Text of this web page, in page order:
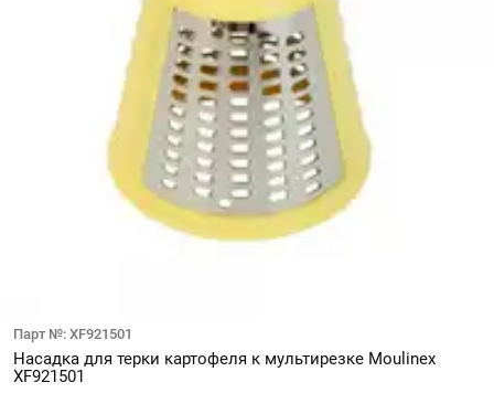
Парт №: XF921501
Насадка для терки картофеля к мультирезке Moulinex
XF921501